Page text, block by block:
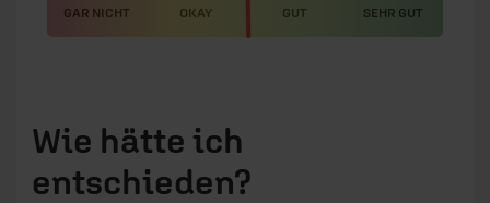
GAR NICHT OKAY GUT SEHR GUT
Wie hätte ich
entschieden?